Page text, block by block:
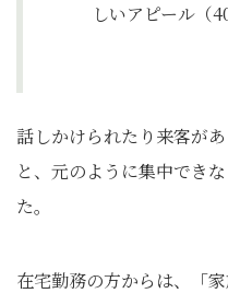
しいアピール（
話しかけられたり来客が
と、元のように集中でき
た。
在宅勤務の方からは、「